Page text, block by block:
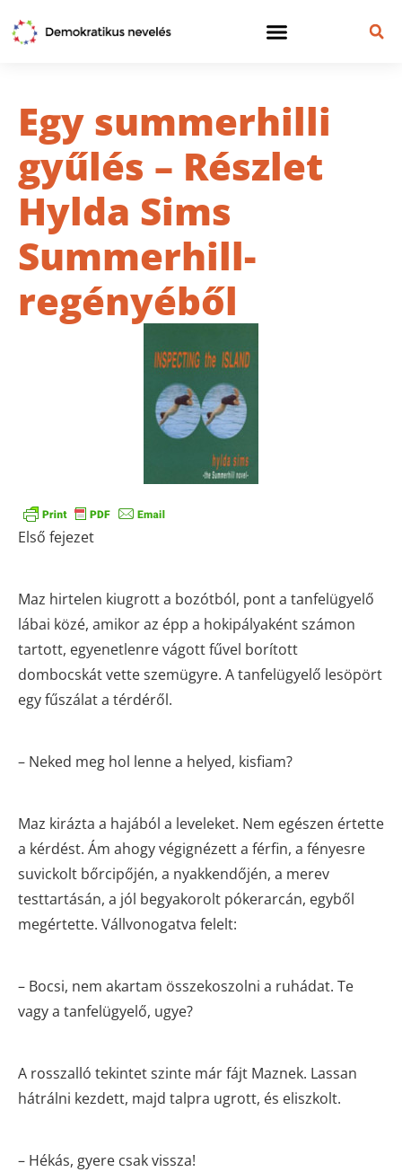
Egy summerhilli
gyűlés – Részlet
Hylda Sims
Summerhill-
regényéből
Első fejezet
Maz hirtelen kiugrott a bozótból, pont a tanfelügyelő
lábai közé, amikor az épp a hokipályaként számon
tartott, egyenetlenre vágott fűvel borított
dombocskát vette szemügyre. A tanfelügyelő lesöpört
egy fűszálat a térdéről.
– Neked meg hol lenne a helyed, kisfiam?
Maz kirázta a hajából a leveleket. Nem egészen értette
a kérdést. Ám ahogy végignézett a férfin, a fényesre
suvickolt bőrcipőjén, a nyakkendőjén, a merev
testtartásán, a jól begyakorolt pókerarcán, egyből
megértette. Vállvonogatva felelt:
– Bocsi, nem akartam összekoszolni a ruhádat. Te
vagy a tanfelügyelő, ugye?
A rosszalló tekintet szinte már fájt Maznek. Lassan
hátrálni kezdett, majd talpra ugrott, és eliszkolt.
– Hékás, gyere csak vissza!